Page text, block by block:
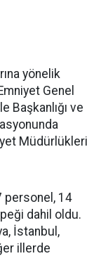
yönelik
Genel
Başkanlığı ve
Müdürlükleri
personel, 14
dahil oldu.
İstanbul,
illerde